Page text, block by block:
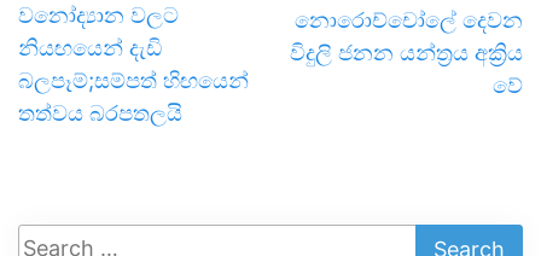
වනෝද්‍යාන වලට
නියඟයෙන් දැඩි
බලපෑම්;සම්පත් හිඟයෙන්
තත්වය බරපතලයි
නොරොච්චෝලේ දෙවන
විදුලි ජනන යන්ත්‍රය අක්‍රිය
වේ